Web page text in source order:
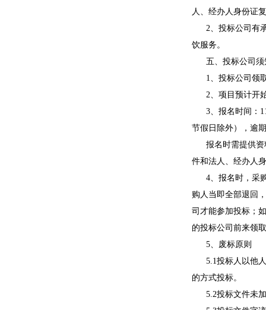
人、经办人身份证
2、投标公司有
饮服务。
五、投标公司须
1、投标公司领
2、项目预计开
3、报名时间：
节假日除外），逾
报名时需提供
件和法人、经办人
4、报名时，采
购人当即全部退回
司才能参加投标；
的投标公司前来领
5、废标原则
5.1投标人以他
的方式投标。
5.2投标文件未